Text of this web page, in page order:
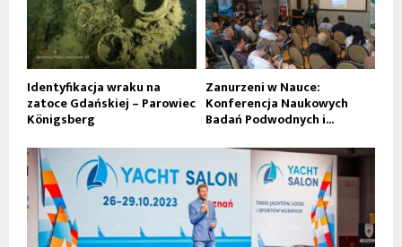
Identyfikacja wraku na
zatoce Gdańskiej – Parowiec
Königsberg
Zanurzeni w Nauce:
Konferencja Naukowych
Badań Podwodnych i...